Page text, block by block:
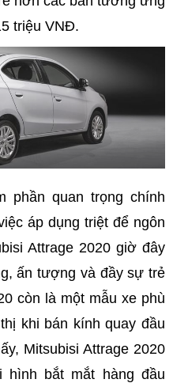
triệu VNĐ.
phần quan trọng chính
áp dụng triệt để ngôn
Attrage 2020 giờ đây
ấn tượng và đầy sự trẻ
còn là một mẫu xe phù
khi bán kính quay đầu
Mitsubisi Attrage 2020
hình bắt mắt hàng đầu